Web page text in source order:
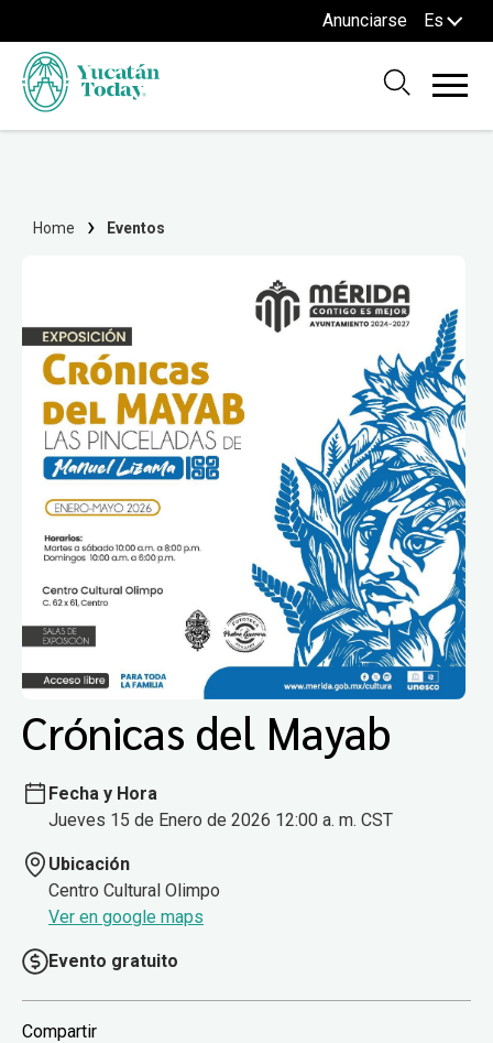
Anunciarse Es
Home Eventos
Crónicas del Mayab
Fecha y Hora
Jueves 15 de Enero de 2026 12:00 a. m. CST
Ubicación
Centro Cultural Olimpo
Ver en google maps
Evento gratuito
Compartir